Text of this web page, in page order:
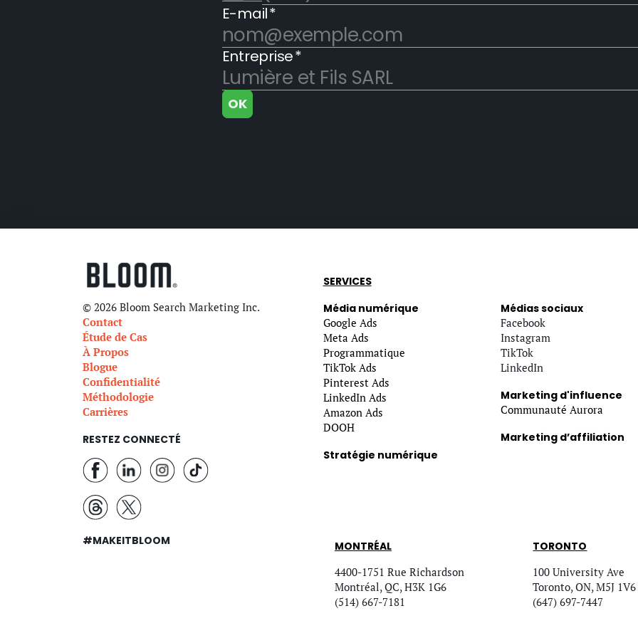
© 2026 Bloom Search Marketing Inc.
Contact
Étude de Cas
À Propos
Blogue
Confidentialité
Méthodologie
Carrières
RESTEZ CONNECTÉ
#MAKEITBLOOM
SERVICES
Média numérique
Google Ads
Meta Ads
Programmatique
TikTok Ads
Pinterest Ads
LinkedIn Ads
Amazon Ads
DOOH
Stratégie numérique
Médias sociaux
Facebook
Instagram
TikTok
LinkedIn
Marketing d'influence
Communauté Aurora
Marketing d’affiliation
MONTRÉAL
4400-1751 Rue Richardson
Montréal, QC, H3K 1G6
(514) 667-7181
TORONTO
100 University Ave
Toronto, ON, M5J 1V6
(647) 697-7447